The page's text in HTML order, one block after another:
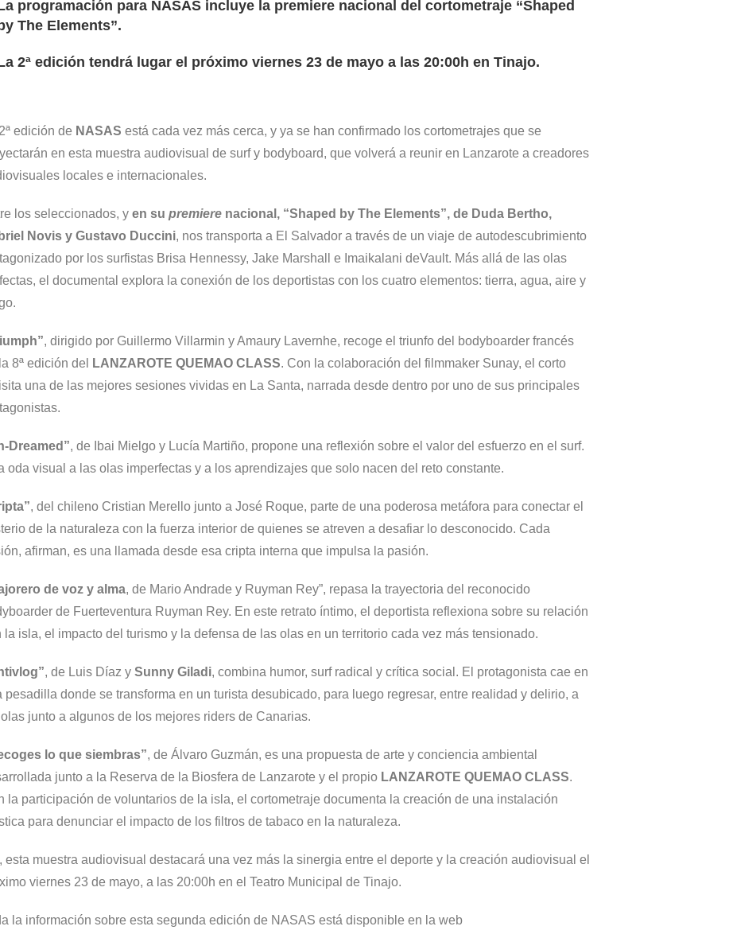
programación para NASAS incluye la premiere nacional del cortometraje “Shaped
The Elements”.
2ª edición tendrá lugar el próximo viernes 23 de mayo a las 20:00h en Tinajo.
edición de NASAS está cada vez más cerca, y ya se han confirmado los cortometrajes que se
en esta muestra audiovisual de surf y bodyboard, que volverá a reunir en Lanzarote a creadores
locales e internacionales.
los seleccionados, y en su premierenacional, “Shaped by The Elements”, de Duda Bertho,
Novis y Gustavo Duccini, nos transporta a El Salvador a través de un viaje de autodescubrimiento
por los surfistas Brisa Hennessy, Jake Marshall e Imaikalani deVault. Más allá de las olas
el documental explora la conexión de los deportistas con los cuatro elementos: tierra, agua, aire y
, dirigido por Guillermo Villarmin y Amaury Lavernhe, recoge el triunfo del bodyboarder francés
8ª edición del
LANZAROTE QUEMAO CLASS. Con la colaboración del filmmaker Sunay, el corto
una de las mejores sesiones vividas en La Santa, narrada desde dentro por uno de sus principales
Dreamed”, de Ibai Mielgo y Lucía Martiño, propone una reflexión sobre el valor del esfuerzo en el surf.
oda visual a las olas imperfectas y a los aprendizajes que solo nacen del reto constante.
, del chileno Cristian Merello junto a José Roque, parte de una poderosa metáfora para conectar el
de la naturaleza con la fuerza interior de quienes se atreven a desafiar lo desconocido. Cada
afirman, es una llamada desde esa cripta interna que impulsa la pasión.
de voz y alma, de Mario Andrade y Ruyman Rey”, repasa la trayectoria del reconocido
de Fuerteventura Ruyman Rey. En este retrato íntimo, el deportista reflexiona sobre su relación
la isla, el impacto del turismo y la defensa de las olas en un territorio cada vez más tensionado.
”, de Luis Díaz y Sunny Giladi, combina humor, surf radical y crítica social. El protagonista cae en
pesadilla donde se transforma en un turista desubicado, para luego regresar, entre realidad y delirio, a
olas junto a algunos de los mejores riders de Canarias.
lo que siembras”, de Álvaro Guzmán, es una propuesta de arte y conciencia ambiental
junto a la Reserva de la Biosfera de Lanzarote y el propio LANZAROTE QUEMAO CLASS.
la participación de voluntarios de la isla, el cortometraje documenta la creación de una instalación
para denunciar el impacto de los filtros de tabaco en la naturaleza.
esta muestra audiovisual destacará una vez más la sinergia entre el deporte y la creación audiovisual el
viernes 23 de mayo, a las 20:00h en el Teatro Municipal de Tinajo.
la información sobre esta segunda edición de NASAS está disponible en la web